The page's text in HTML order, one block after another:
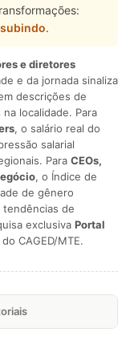
.
e diretores
e da jornada sinaliza
descrições de
localidade. Para
, o salário real do
salarial
Para CEOs,
, o Índice de
de gênero
de
exclusiva Portal
CAGED/MTE.